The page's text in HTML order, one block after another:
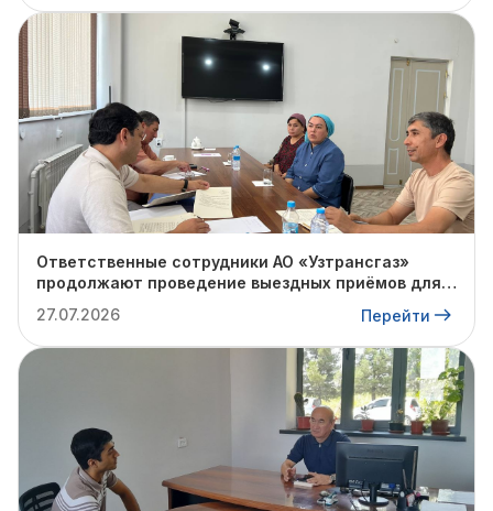
ПХГ «Северный Сох».
Ответственные сотрудники АО «Узтрансгаз»
продолжают проведение выездных приёмов для
проблем на местах и поиска путей их решения.
27.07.2026 Перейти